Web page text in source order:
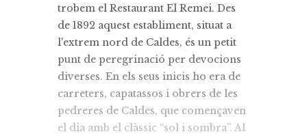
trobem el Restaurant El Remei. Des
de 1892 aquest establiment, situat a
l'extrem nord de Caldes, és un petit
punt de peregrinació per devocions
diverses. En els seus inicis ho era de
carreters, capatassos i obrers de les
pedreres de Caldes, que començaven
el dia amb el clàssic “sol i sombra”. Al